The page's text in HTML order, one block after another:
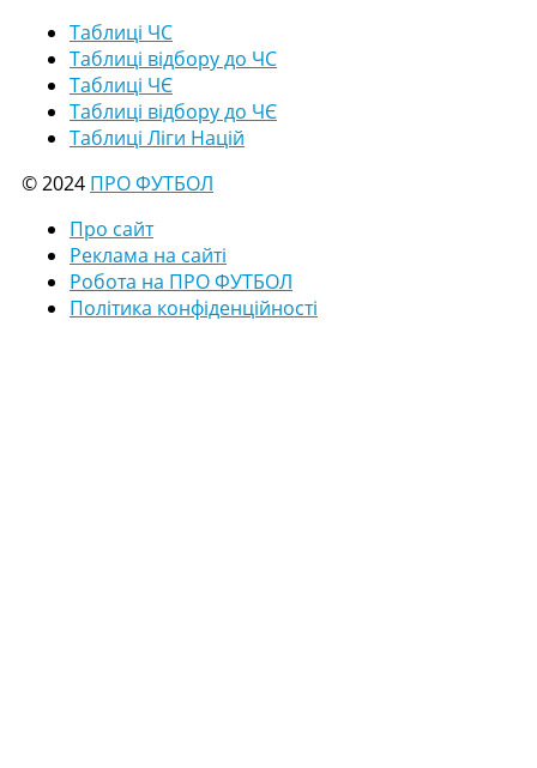
Таблиці ЧС
Таблиці відбору до ЧС
Таблиці ЧЄ
Таблиці відбору до ЧЄ
Таблиці Ліги Націй
© 2024 ПРО ФУТБОЛ
Про сайт
Реклама на сайті
Робота на ПРО ФУТБОЛ
Політика конфіденційності